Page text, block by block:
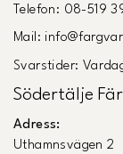
Telefon: 08-519
Mail:
Svarstider:
Södertälje
Adress:
Uthamnsvägen 2